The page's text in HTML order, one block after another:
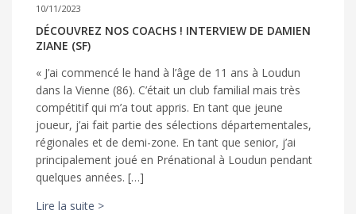
10/11/2023
DÉCOUVREZ NOS COACHS ! INTERVIEW DE DAMIEN
ZIANE (SF)
« J’ai commencé le hand à l’âge de 11 ans à Loudun
dans la Vienne (86). C’était un club familial mais très
compétitif qui m’a tout appris. En tant que jeune
joueur, j’ai fait partie des sélections départementales,
régionales et de demi-zone. En tant que senior, j’ai
principalement joué en Prénational à Loudun pendant
quelques années. […]
Lire la suite >